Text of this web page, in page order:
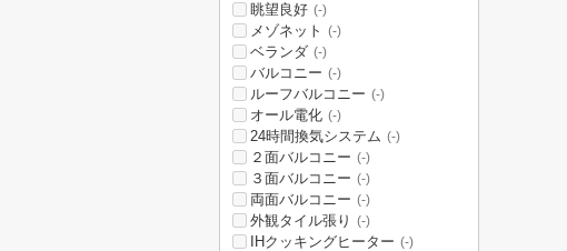
眺望良好 (-)
メゾネット (-)
ベランダ (-)
バルコニー (-)
ルーフバルコニー (-)
オール電化 (-)
24時間換気システム (-)
２面バルコニー (-)
３面バルコニー (-)
両面バルコニー (-)
外観タイル張り (-)
IHクッキングヒーター (-)